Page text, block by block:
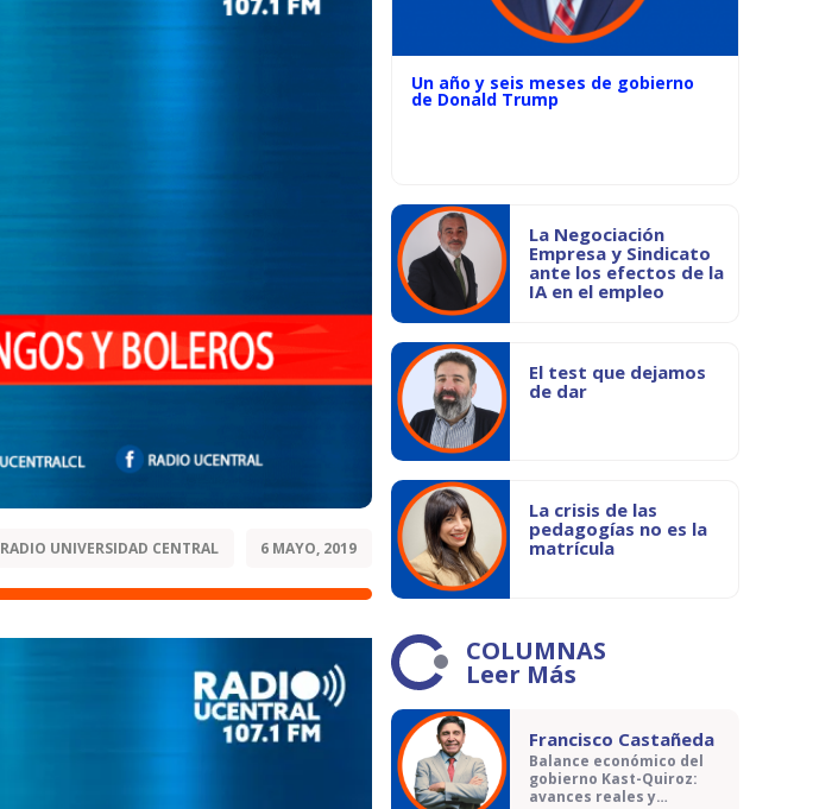
RADIO UNIVERSIDAD CENTRAL 6 MAYO, 2019
Un año y seis meses de gobierno
de Donald Trump
La Negociación
Empresa y Sindicato
ante los efectos de la
IA en el empleo
El test que dejamos
de dar
La crisis de las
pedagogías no es la
matrícula
COLUMNAS
Leer Más
Francisco Castañeda
Balance económico del
gobierno Kast-Quiroz:
avances reales y